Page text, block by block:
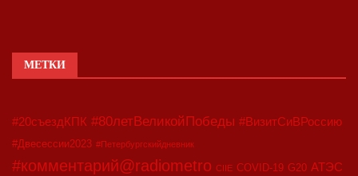
МЕТКИ
#20съездКПК #80летВеликойПобеды #ВизитСиВРоссию
#Двесессии2023 #Петербургскийдневник
#комментарий@radiometro CIIE COVID-19 G20 АТЭС